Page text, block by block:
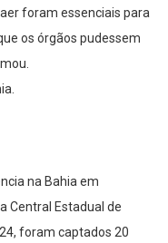
foram essenciais para
os órgãos pudessem
na Bahia em
Central Estadual de
foram captados 20